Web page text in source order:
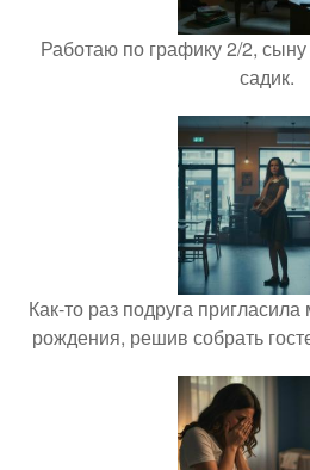
Работаю по графику 2/2, сыну
садик.
Как-то раз подруга
рождения, решив собрать